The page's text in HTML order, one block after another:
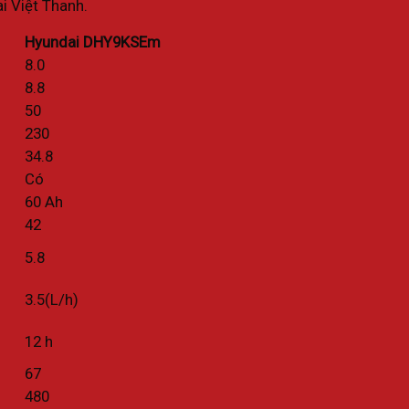
Việt Thanh.
Hyundai DHY9KSEm
8.0
8.8
50
230
34.8
Có
60 Ah
42
5.8
3.5(L/h)
12 h
67
480